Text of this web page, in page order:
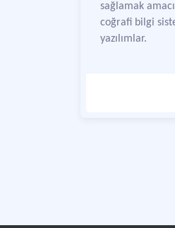
sağlamak
coğrafi bilgi
yazılımlar.